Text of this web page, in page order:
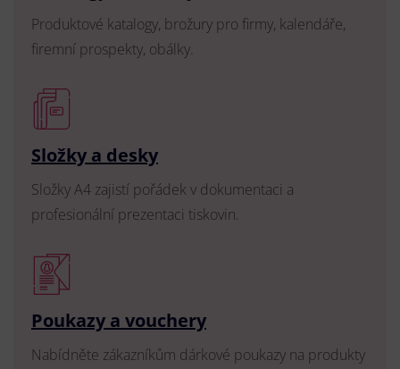
Produktové katalogy, brožury pro firmy, kalendáře,
firemní prospekty, obálky.
Složky a desky
Složky A4 zajistí pořádek v dokumentaci a
profesionální prezentaci tiskovin.
Poukazy a vouchery
Nabídněte zákazníkům dárkové poukazy na produkty